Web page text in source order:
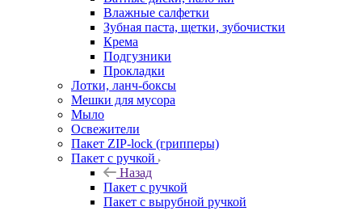
Влажные салфетки
Зубная паста, щетки, зубочистки
Крема
Подгузники
Прокладки
Лотки, ланч-боксы
Мешки для мусора
Мыло
Освежители
Пакет ZIP-lock (грипперы)
Пакет с ручкой
Назад
Пакет с ручкой
Пакет с вырубной ручкой